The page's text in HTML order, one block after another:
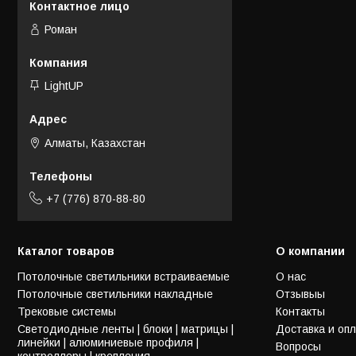
Роман
LightUP
Алматы, Казахстан
+7 (776) 870-88-80
Каталог товаров
Потолочные светильники встраиваемые
Потолочные светильники накладные
Трековые системы
Светодиодные ленты | блоки | матрицы |
линейки | алюминиевые профиля |
О компании
О нас
Отзывыы
Контакты
Доставка и
Вопросы